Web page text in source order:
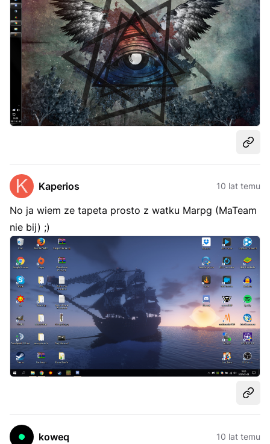
Kaperios 10 lat temu
No ja wiem ze tapeta prosto z watku Marpg (MaTeam
nie bij) ;)
koweq 10 lat temu